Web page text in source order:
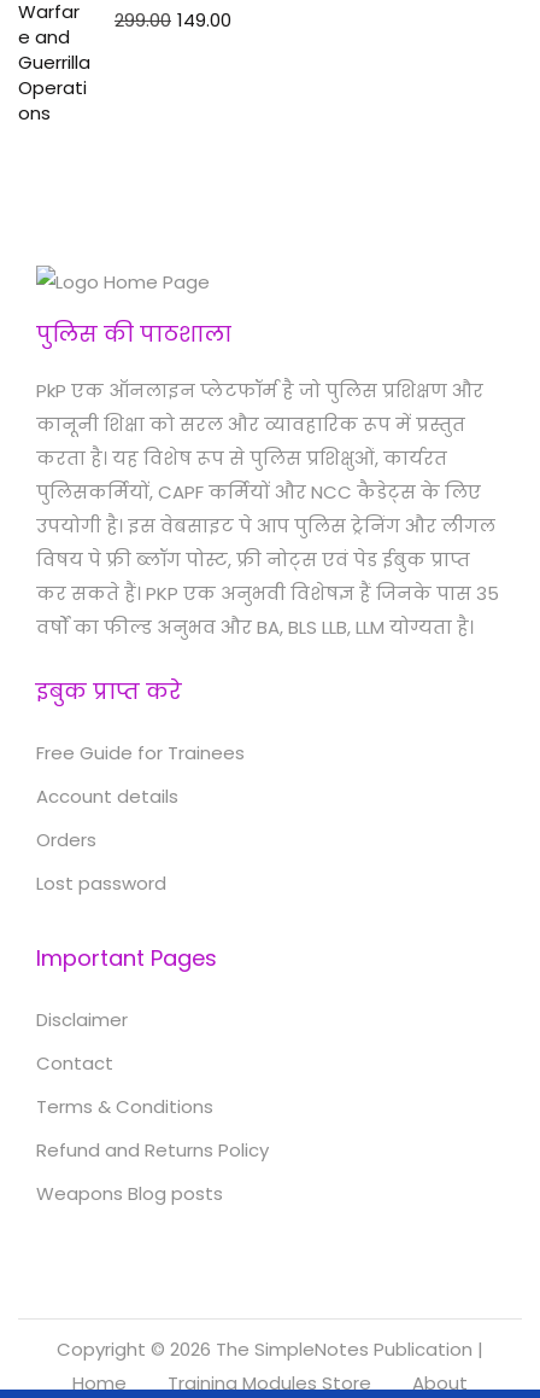
299.00 149.00
पुलिस की पाठशाला
PkP एक ऑनलाइन प्लेटफॉर्म है जो पुलिस प्रशिक्षण और
कानूनी शिक्षा को सरल और व्यावहारिक रूप में प्रस्तुत
करता है। यह विशेष रूप से पुलिस प्रशिक्षुओं, कार्यरत
पुलिसकर्मियों, CAPF कर्मियों और NCC कैडेट्स के लिए
उपयोगी है। इस वेबसाइट पे आप पुलिस ट्रेनिंग और लीगल
विषय पे फ्री ब्लॉग पोस्ट, फ्री नोट्स एवं पेड ईबुक प्राप्त
कर सकते हैं। PKP एक अनुभवी विशेषज्ञ हैं जिनके पास 35
वर्षों का फील्ड अनुभव और BA, BLS LLB, LLM योग्यता है।
इबुक प्राप्त करे
Free Guide for Trainees
Account details
Orders
Lost password
Important Pages
Disclaimer
Contact
Terms & Conditions
Refund and Returns Policy
Weapons Blog posts
Copyright © 2026 The SimpleNotes Publication |
Home
Training Modules Store About